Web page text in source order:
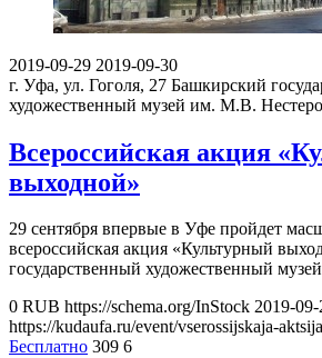
2019-09-29 2019-09-30
г. Уфа, ул. Гоголя, 27 Башкирский
художественный музей им. М.В.
Всероссийская акция
выходной»
29 сентября впервые в Уфе пройдет
всероссийская акция «Культурный
государственный художественный
0 RUB https://schema.org/InStock 2019-
https://kudaufa.ru/event/vserossijskaja-
Бесплатно 309 6